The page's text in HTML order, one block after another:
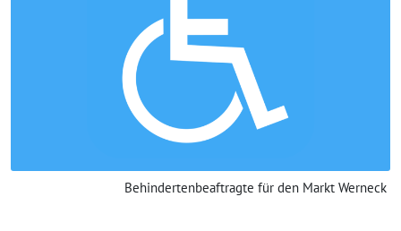
Behindertenbeaftragte für den Markt Werneck